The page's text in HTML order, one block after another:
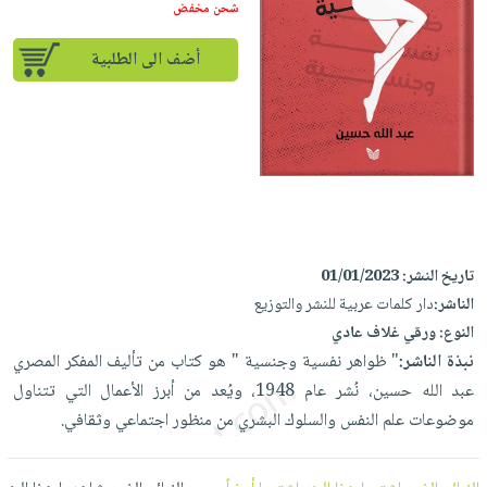
إختياراتنا
كتب
أكاديمية
صندوق
English
iKitab
بلا
حدود
أسئلة
على
Android
تحميل
iKitab
على
Apple
أسئلة
يتكرر
طرحها
تحميل
masmu3
على
على
Apple
المواضيع
الأكثر
مبيعاً
إختياراتنا
جوائز
تعليمية
الصحة
والعناية
الشخصية
العناية
الشخصية
العناية
وتصفيف
الشعر
بالجسم
والسفرة
جديد
الكل
أواني
الطهي
أدوات
متجر
الهدايا
أقسام
شحن مخفض
أضف الى الطلبية
تاريخ النشر:01/01/2023
الناشر:دار كلمات عربية للنشر والتوزيع
النوع:ورقي غلاف عادي
نبذة الناشر:" ظواهر نفسية وجنسية " هو كتاب من تأليف المفكر المصري
عبد الله حسين، نُشر عام 1948، ويُعد من أبرز الأعمال التي تتناول
موضوعات علم النفس والسلوك البشري من منظور اجتماعي وثقافي.